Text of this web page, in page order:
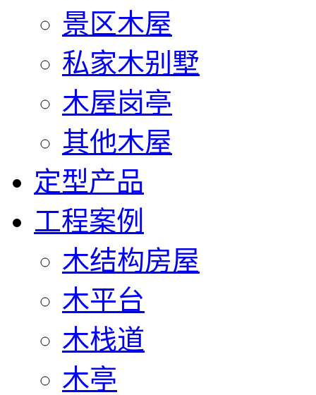
景区木屋
私家木别墅
木屋岗亭
其他木屋
定型产品
工程案例
木结构房屋
木平台
木栈道
木亭